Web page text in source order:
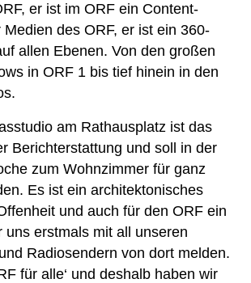
er ist im ORF ein Content-
des ORF, er ist ein 360-
allen Ebenen. Von den großen
in ORF 1 bis tief hinein in den
am Rathausplatz ist das
Berichterstattung und soll in der
zum Wohnzimmer für ganz
Es ist ein architektonisches
und auch für den ORF ein
uns erstmals mit all unseren
Radiosendern von dort melden.
für alle‘ und deshalb haben wir